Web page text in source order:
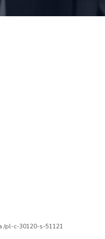
pl-c-30120-s-51121